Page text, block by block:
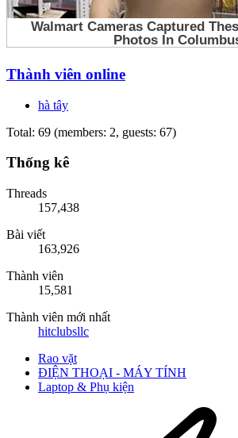
Thành viên online
hà tây
Total: 69 (members: 2, guests: 67)
Thống kê
Threads
157,438
Bài viết
163,926
Thành viên
15,581
Thành viên mới nhất
hitclubsllc
Rao vặt
ĐIỆN THOẠI - MÁY TÍNH
Laptop & Phụ kiện